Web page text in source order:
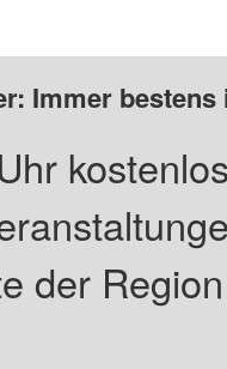
Immer
der